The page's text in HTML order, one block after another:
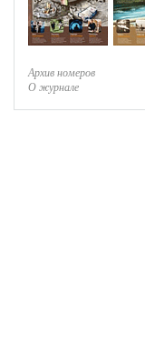
Архив номеров
О журнале